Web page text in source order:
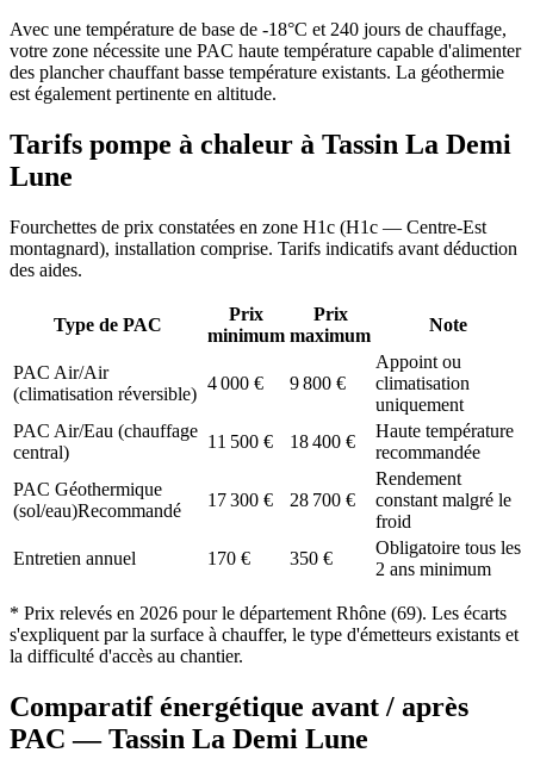
Avec une température de base de -18°C et 240 jours de chauffage,
votre zone nécessite une PAC haute température capable d'alimenter
des plancher chauffant basse température existants. La géothermie
est également pertinente en altitude.
Tarifs pompe à chaleur à Tassin La Demi
Lune
Fourchettes de prix constatées en zone H1c (H1c — Centre-Est
montagnard), installation comprise. Tarifs indicatifs avant déduction
des aides.
Type de PAC
Prix
minimum
Prix
maximum
Note
PAC Air/Air
(climatisation réversible)
4 000 € 9 800 €
Appoint ou
climatisation
uniquement
PAC Air/Eau (chauffage
central)
11 500 € 18 400 €
Haute température
recommandée
PAC Géothermique
(sol/eau)Recommandé
17 300 € 28 700 €
Rendement
constant malgré le
froid
Entretien annuel
170 € 350 €
Obligatoire tous les
2 ans minimum
* Prix relevés en 2026 pour le département Rhône (69). Les écarts
s'expliquent par la surface à chauffer, le type d'émetteurs existants et
la difficulté d'accès au chantier.
Comparatif énergétique avant / après
PAC —Tassin La Demi Lune